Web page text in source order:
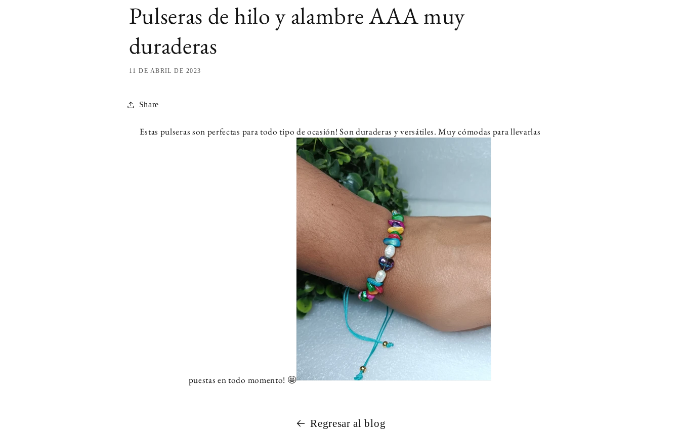
Pulseras de hilo y alambre AAA muy
duraderas
11 DE ABRIL DE 2023
Share
Estas pulseras son perfectas para todo tipo de ocasión! Son duraderas y versátiles. Muy cómodas para llevarlas
puestas en todo momento! 🤩
Regresar al blog